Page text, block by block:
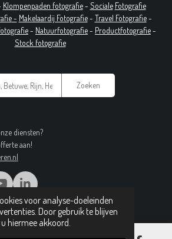
voor analyse-doeleinden
Door gebruik te blijven
hiermee akkoord.
Klompenpaden fotografie- Sociale Fotografie
- Makelaardij Fotografie- Travel Fotografie-
- Natuurfotografie- Productfotografie-
Stock fotografie
Zoeken
diensten?
aan!
Y
O
U
T
L
I
N
K